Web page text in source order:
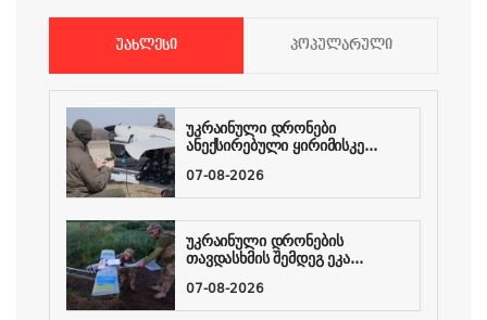
ᲣᲐᲮᲚᲔᲡᲘ ᲞᲝᲞᲣᲚᲐᲠᲣᲚᲘ
უკრაინული დრონები
ანექსირებული ყირიმისკე...
07-08-2026
უკრაინული დრონების
თავდასხმის შემდეგ ეკა...
07-08-2026